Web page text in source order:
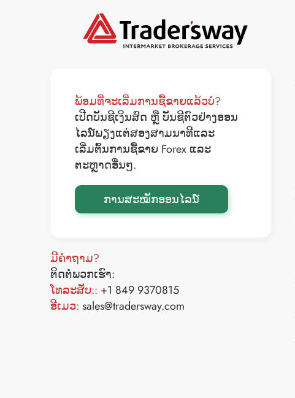
ພ້ອມທີ່ຈະເລີ່ມການຊື້ຂາຍແລ້ວບໍ?
ເປີດບັນຊີເງິນສົດ ຫຼື ບັນຊີຕົວຢ່າງອອນ
ໄລນ໌ພຽງແຕ່ສອງສາມນາທີແລະ
ເລີ່ມຕົ້ນການຊື້ຂາຍ Forex ແລະ
ຕະຫຼາດອື່ນໆ.
ການສະໝັກອອນໄລນ໌
ມີຄໍາຖາມ?
ຕິດຕໍ່ພວກເຮົາ:
ໂທລະສັບ:: +1 849 9370815
ອີເມວ: sales@tradersway.com